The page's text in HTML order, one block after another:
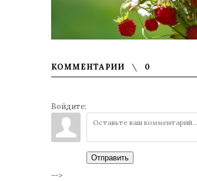
КОММЕНТАРИИ 0
Войдите:
Отправить
-->